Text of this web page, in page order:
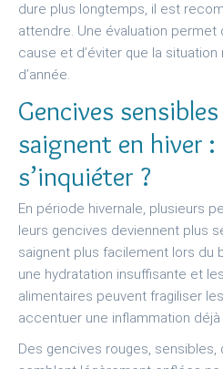
dure plus longtemps, il est
attendre. Une évaluation permet
cause et d’éviter que la
d’année.
Gencives
saignent en hiver
s’inquiéter ?
En période hivernale, plusieurs
leurs gencives deviennent plus
saignent plus facilement lors du
une hydratation insuffisante et
alimentaires peuvent fragiliser
accentuer une inflammation
Des gencives rouges, sensibles,